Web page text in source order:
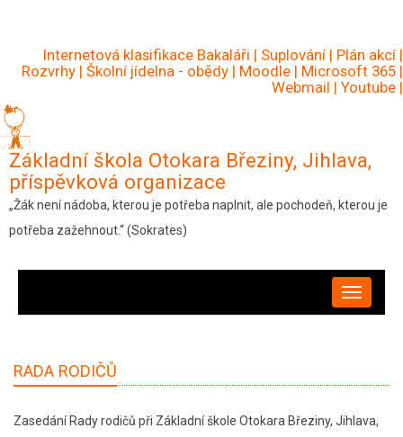
hlavnímuInternetová klasifikace Bakaláři | Suplování | Plán akcí |
Rozvrhy | Školní jídelna - obědy | Moodle | Microsoft 365 |
Webmail | Youtube |
Základní škola Otokara Březiny, Jihlava,
příspěvková organizace
„Žák není nádoba, kterou je potřeba naplnit, ale pochodeň, kterou je
potřeba zažehnout.“ (Sokrates)
RADA RODIČŮ
Zasedání Rady rodičů při Základní škole Otokara Březiny, Jihlava,